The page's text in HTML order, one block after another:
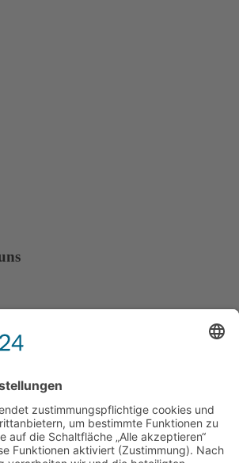
e.V.
ist vor Spambots geschützt! Zur Anzeige
sein!